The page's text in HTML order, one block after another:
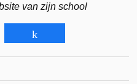
van zijn school